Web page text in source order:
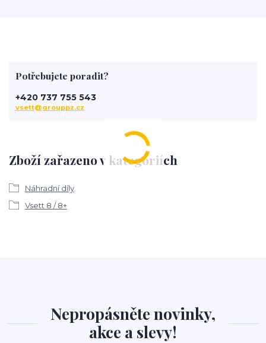
Zboží zařazeno v kategoriích
Náhradní díly
Vsett 8 / 8+
Potřebujete poradit?
+420 737 755 543
vsett@grouppz.cz
Nepropásněte novinky,
akce a slevy!